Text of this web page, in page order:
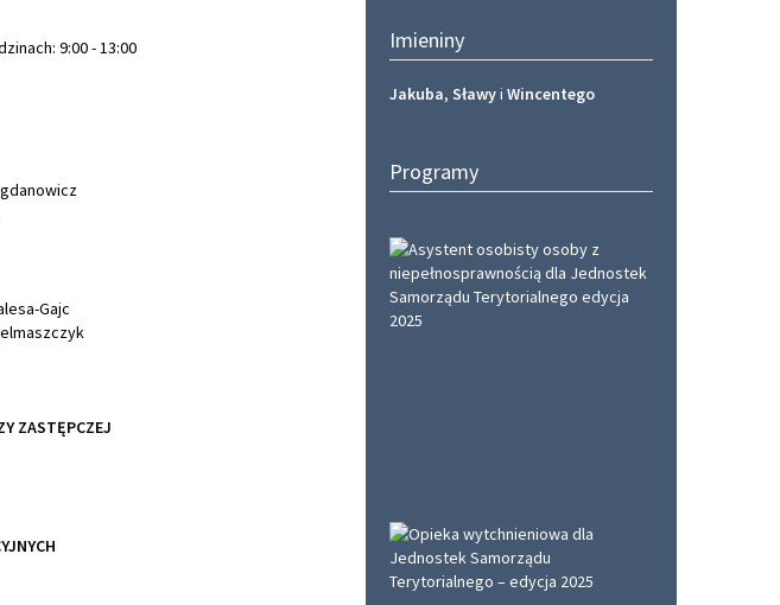
9:00 - 13:00
Gajc
ZASTĘPCZEJ
Imieniny
Jakuba, Sławyi Wincentego
Programy